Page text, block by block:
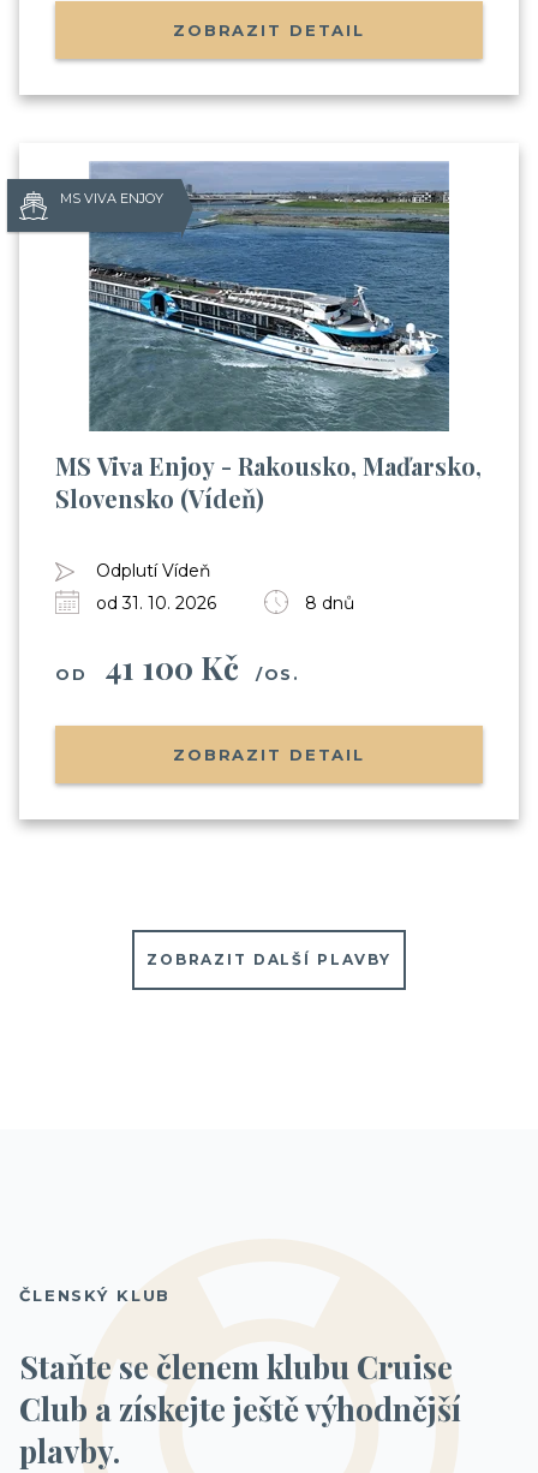
ZOBRAZIT DETAIL
MS VIVA ENJOY
MS Viva Enjoy - Rakousko, Maďarsko,
Slovensko (Vídeň)
Odplutí Vídeň
od 31. 10. 2026
8 dnů
OD 41 100 Kč /OS.
ZOBRAZIT DETAIL
ZOBRAZIT DALŠÍ PLAVBY
ČLENSKÝ KLUB
Staňte se členem klubu Cruise
Club a získejte ještě výhodnější
plavby.